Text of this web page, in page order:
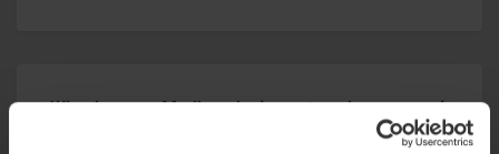
Why does my Modbus device not work